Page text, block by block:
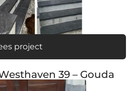
project
39 – Gouda